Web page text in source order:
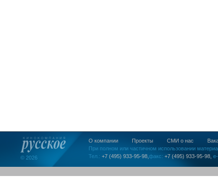
© 2026
О компании Проекты СМИ о нас
При полном или частичном использовании
Тел.: +7 (495) 933-95-98, факс: +7 (495) 933-95-98,